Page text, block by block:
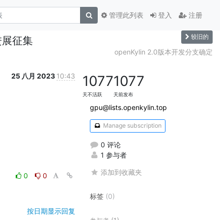
登入 注册
管理此列表
征集 较旧的
openKylin 2.0版本开发分支确定
25 八月 2023 10:43
0
0
按日期显示回复
1077
天不活跃
1077
天前发布
gpu@lists.openkylin.top
Manage subscription
0 评论
1 参与者
添加到收藏夹
标签 (0)